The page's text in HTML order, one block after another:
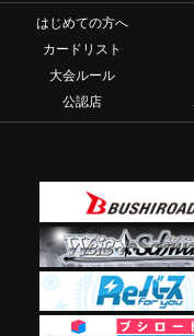
はじめての方へ
カードリスト
大会ルール
公認店